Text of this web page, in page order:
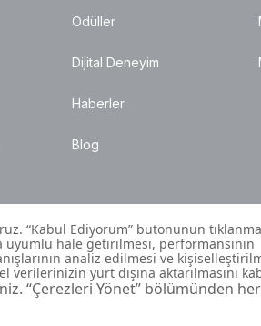
Ödüller
Dijital Deneyim
Haberler
Blog